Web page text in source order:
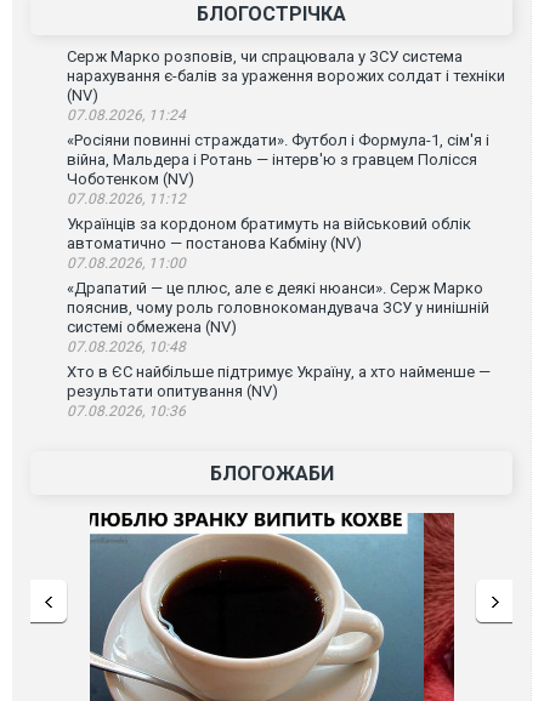
БЛОГОСТРІЧКА
Серж Марко розповів, чи спрацювала у ЗСУ система
нарахування є-балів за ураження ворожих солдат і техніки
(NV)
07.08.2026, 11:24
«Росіяни повинні страждати». Футбол і Формула-1, сім'я і
війна, Мальдера і Ротань — інтерв'ю з гравцем Полісся
Чоботенком (NV)
07.08.2026, 11:12
Українців за кордоном братимуть на військовий облік
автоматично — постанова Кабміну (NV)
07.08.2026, 11:00
«Драпатий — це плюс, але є деякі нюанси». Серж Марко
пояснив, чому роль головнокомандувача ЗСУ у нинішній
системі обмежена (NV)
07.08.2026, 10:48
Хто в ЄС найбільше підтримує Україну, а хто найменше —
результати опитування (NV)
07.08.2026, 10:36
БЛОГОЖАБИ